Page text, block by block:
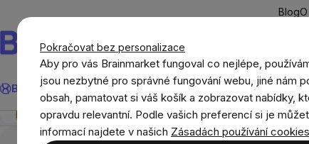
Pokračovat bez personalizace
Aby pro vás Brainmarket fungoval co nejlépe,
jsou nezbytné pro správné fungování webu, jiné nám
obsah, pamatovat si váš košík a zobrazovat nabídky,
opravdu relevantní. Podle vašich preferencí si je
informací najdete v našich Zásadách používání cookies
obsah
Blog
Hledat
BrainMax®
Léto Ušetři CíleDoplňky stravy a výživa
Doplňky stravy a výživa Tuky Omega 3
NOW Cod Liver Oil (omega 3, olej z tresčích
Přehled Popis Související produkty Recenze